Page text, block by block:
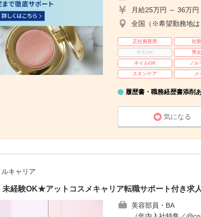
月給25万円 ～ 36万円
全国（※希望勤務地は
正社員登用 社
学生OK
男
ネイルOK
ノル
スキンケア
メ
履歴書・職務経歴書添削
気になる
キャリア
未経験OK★アットコスメキャリア転職サポート付き求
美容部員・BA